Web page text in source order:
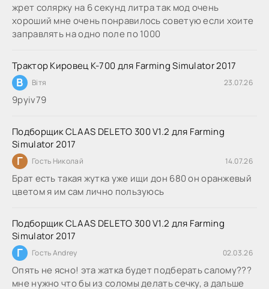
жрет солярку на 6 секунд литра так мод очень
хороший мне очень понравилось советую если хоите
заправлять на одно поле по 1000
Трактор Кировец К-700 для Farming Simulator 2017
В Вітя 23.07.26
9руіv79
Подборщик CLAAS DELETO 300 V1.2 для Farming
Simulator 2017
Г Гость Николай 14.07.26
Брат есть такая жутка уже ищи дон 680 он оранжевый
цветом я им сам лично пользуюсь
Подборщик CLAAS DELETO 300 V1.2 для Farming
Simulator 2017
Г Гость Andrey 02.03.26
Опять не ясно! эта жатка будет подберать салому???
мне нужно что бы из соломы делать сечку, а дальше